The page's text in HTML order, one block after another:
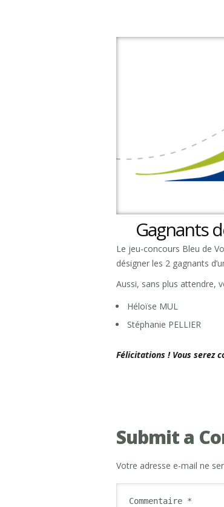
Gagnants
Le jeu-concours Bleu de
désigner les 2 gagnants
Aussi, sans plus attendre,
Héloïse MUL
Stéphanie PELLIER
Félicitations ! Vous serez
Submit a
Votre adresse e-mail ne